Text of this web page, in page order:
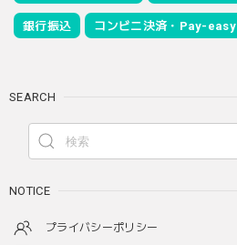
銀行振込 コンビニ決済・Pay-easy
SEARCH
NOTICE
プライバシーポリシー